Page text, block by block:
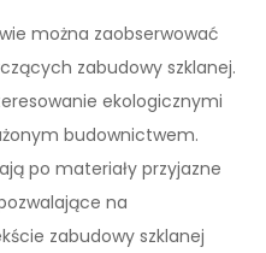
można zaobserwować
zabudowy szklanej.
ekologicznymi
budownictwem.
po materiały przyjazne
na
zabudowy szklanej